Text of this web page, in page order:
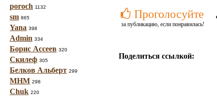
poroch 1132
sm 865
Yana 398
Admin 334
Борис Ассеев 320
Скилеф 305
Белков Альберт 299
МНМ 298
Chuk 220
Проголосуйте
за публикацию, если понравилась!
Поделиться ссылкой: